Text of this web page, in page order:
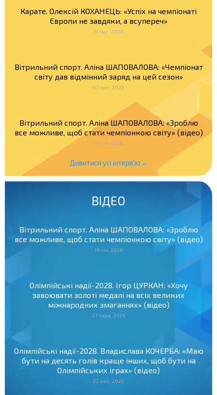
Карате. Олексій КОХАНЕЦЬ: «Успіх на чемпіонаті
Європи не завдяки, а всупереч»
11 лют. 2026
Вітрильний спорт. Аліна ШАПОВАЛОВА: «Чемпіонат
світу дав відмінний заряд на цей сезон»
03 лют. 2026
Вітрильний спорт. Аліна ШАПОВАЛОВА: «Зроблю
все можливе, щоб стати чемпіонкою світу» (відео)
19 січ. 2026
Дивитися усі інтерв'ю→
ВІДЕО
Вітрильний спорт. Аліна ШАПОВАЛОВА: «Зроблю
все можливе, щоб стати чемпіонкою світу» (відео)
19 січ. 2026
Олімпійські надії-2028. Ігор ЦУРКАН: «Хочу
завоювати золоті медалі на всіх великих
міжнародних змаганнях» (відео)
27 черв. 2025
Олімпійські надії-2028. Владислава КОЧЕРБА: «Маю
бути на десять голів краще інших, щоб бути на
Олімпійських іграх» (відео)
22 лют. 2025